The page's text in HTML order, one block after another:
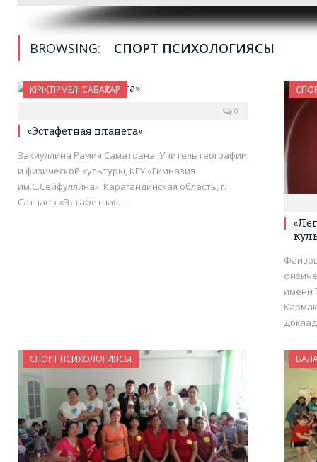
BROWSING: СПОРТ ПСИХОЛОГИЯСЫ
КІРІКТІРМЕЛІ САБАҚТАР
0
«Эстафетная планета»
Закиуллина Рамия Саматовна, Учитель географии
и физической культуры, КГУ «Гимназия
им.С.Сейфуллина», Карагандинская область, г.
Сатпаев «Эстафетная…
имени
СПОРТ ПСИХОЛОГИЯСЫ